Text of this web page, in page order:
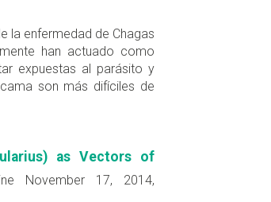
la enfermedad de Chagas
han actuado como
expuestas al parásito y
son más difíciles de
as Vectors of
November 17, 2014,